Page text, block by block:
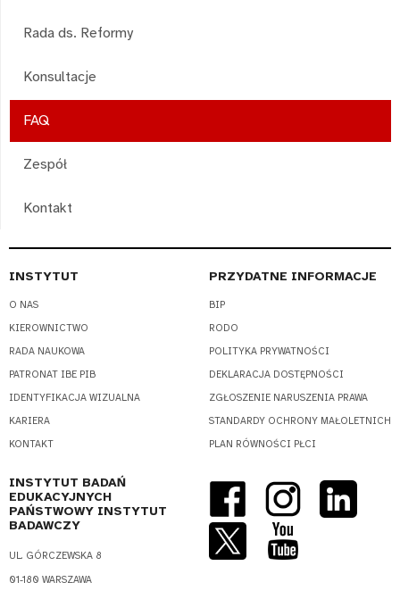
Rada ds. Reformy
Konsultacje
FAQ
Zespół
Kontakt
INSTYTUT
O NAS
KIEROWNICTWO
RADA NAUKOWA
PATRONAT IBE PIB
IDENTYFIKACJA WIZUALNA
KARIERA
KONTAKT
PRZYDATNE INFORMACJE
BIP
RODO
POLITYKA PRYWATNOŚCI
DEKLARACJA DOSTĘPNOŚCI
ZGŁOSZENIE NARUSZENIA PRAWA
STANDARDY OCHRONY MAŁOLETNICH
PLAN RÓWNOŚCI PŁCI
INSTYTUT BADAŃ
EDUKACYJNYCH
PAŃSTWOWY INSTYTUT
BADAWCZY
UL. GÓRCZEWSKA 8
01-180 WARSZAWA